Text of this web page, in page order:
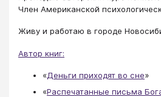
Член Американской
Живу и работаю в городе
Автор книг:
«Деньги приходят во сне»
«Распечатанные письма